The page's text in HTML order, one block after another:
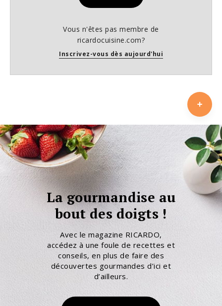
Vous n'êtes pas membre de
ricardocuisine.com?
Inscrivez-vous dès aujourd'hui
La gourmandise au
bout des doigts !
Avec le magazine RICARDO,
accédez à une foule de recettes et
conseils, en plus de faire des
découvertes gourmandes d’ici et
d’ailleurs.